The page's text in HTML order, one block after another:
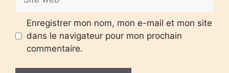
web
Enregistrer mon nom, mon e-mail et mon site
dans le navigateur pour mon prochain
commentaire.